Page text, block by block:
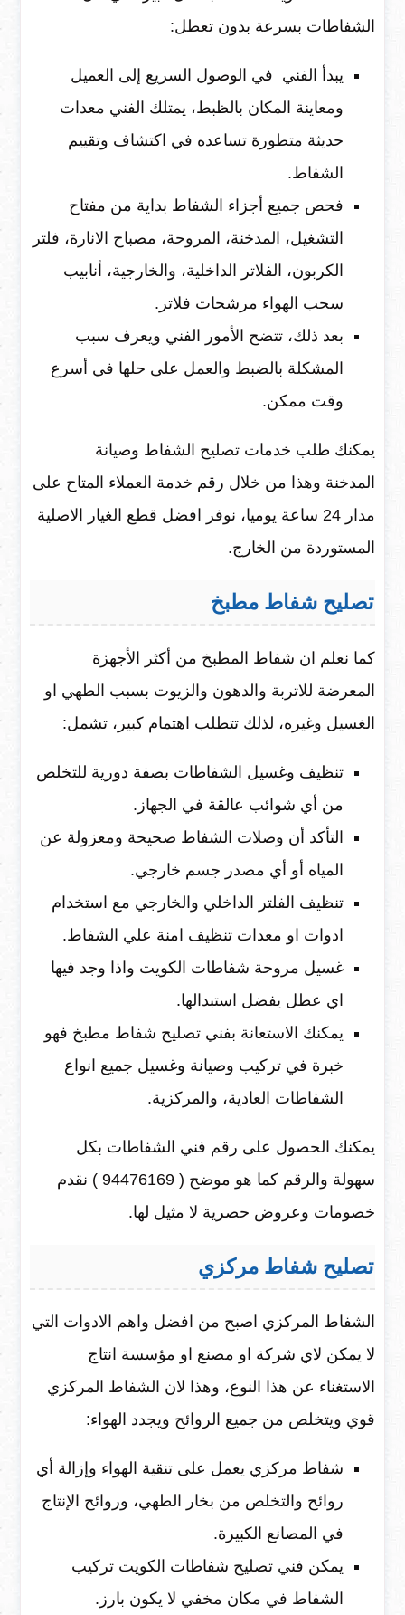
الشفاطات بسرعة بدون تعطل:
يبدأ الفني في الوصول السريع إلى العميل
ومعاينة المكان بالظبط، يمتلك الفني معدات
حديثة متطورة تساعده في اكتشاف وتقييم
الشفاط.
فحص جميع أجزاء الشفاط بداية من مفتاح
التشغيل، المدخنة، المروحة، مصباح الانارة، فلتر
الكربون، الفلاتر الداخلية، والخارجية، أنابيب
سحب الهواء مرشحات فلاتر.
بعد ذلك، تتضح الأمور الفني ويعرف سبب
المشكلة بالضبط والعمل على حلها في أسرع
وقت ممكن.
يمكنك طلب خدمات تصليح الشفاط وصيانة
المدخنة وهذا من خلال رقم خدمة العملاء المتاح على
مدار 24 ساعة يوميا، نوفر افضل قطع الغيار الاصلية
المستوردة من الخارج.
تصليح شفاط مطبخ
كما نعلم ان شفاط المطبخ من أكثر الأجهزة
المعرضة للاتربة والدهون والزيوت بسبب الطهي او
الغسيل وغيره، لذلك تتطلب اهتمام كبير، تشمل:
تنظيف وغسيل الشفاطات بصفة دورية للتخلص
من أي شوائب عالقة في الجهاز.
التأكد أن وصلات الشفاط صحيحة ومعزولة عن
المياه أو أي مصدر جسم خارجي.
تنظيف الفلتر الداخلي والخارجي مع استخدام
ادوات او معدات تنظيف امنة علي الشفاط.
غسيل مروحة شفاطات الكويت واذا وجد فيها
اي عطل يفضل استبدالها.
يمكنك الاستعانة بفني تصليح شفاط مطبخ فهو
خبرة في تركيب وصيانة وغسيل جميع انواع
الشفاطات العادية، والمركزية.
يمكنك الحصول على رقم فني الشفاطات بكل
سهولة والرقم كما هو موضح ( 94476169 ) نقدم
خصومات وعروض حصرية لا مثيل لها.
تصليح شفاط مركزي
الشفاط المركزي اصبح من افضل واهم الادوات التي
لا يمكن لاي شركة او مصنع او مؤسسة انتاج
الاستغناء عن هذا النوع، وهذا لان الشفاط المركزي
قوي ويتخلص من جميع الروائح ويجدد الهواء:
شفاط مركزي يعمل على تنقية الهواء وإزالة أي
روائح والتخلص من بخار الطهي، وروائح الإنتاج
في المصانع الكبيرة.
يمكن فني تصليح شفاطات الكويت تركيب
الشفاط في مكان مخفي لا يكون بارز.